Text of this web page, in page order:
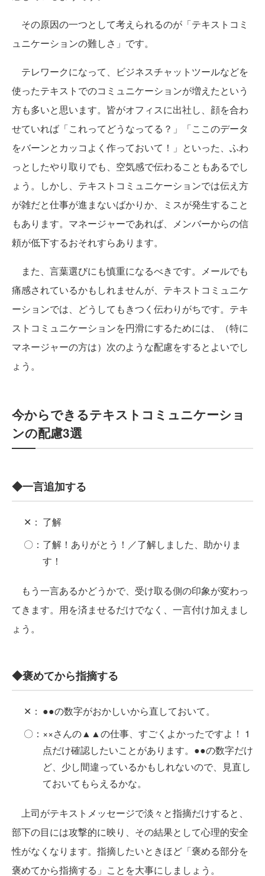
その原因の一つとして考えられるのが「テキストコミ
ュニケーションの難しさ」です。
テレワークになって、ビジネスチャットツールなどを
使ったテキストでのコミュニケーションが増えたという
方も多いと思います。皆がオフィスに出社し、顔を合わ
せていれば「これってどうなってる？」「ここのデータ
をバーンとカッコよく作っておいて！」といった、ふわ
っとしたやり取りでも、空気感で伝わることもあるでし
ょう。しかし、テキストコミュニケーションでは伝え方
が雑だと仕事が進まないばかりか、ミスが発生すること
もあります。マネージャーであれば、メンバーからの信
頼が低下するおそれすらあります。
また、言葉選びにも慎重になるべきです。メールでも
痛感されているかもしれませんが、テキストコミュニケ
ーションでは、どうしてもきつく伝わりがちです。テキ
ストコミュニケーションを円滑にするためには、（特に
マネージャーの方は）次のような配慮をするとよいでし
ょう。
今からできるテキストコミュニケーショ
ンの配慮3選
◆一言追加する
✕： 了解
〇： 了解！ありがとう！／了解しました、助かりま
す！
もう一言あるかどうかで、受け取る側の印象が変わっ
てきます。用を済ませるだけでなく、一言付け加えまし
ょう。
◆褒めてから指摘する
✕： ●●の数字がおかしいから直しておいて。
〇： ××さんの▲▲の仕事、すごくよかったですよ！ 1
点だけ確認したいことがあります。●●の数字だけ
ど、少し間違っているかもしれないので、見直し
ておいてもらえるかな。
上司がテキストメッセージで淡々と指摘だけすると、
部下の目には攻撃的に映り、その結果として心理的安全
性がなくなります。指摘したいときほど「褒める部分を
褒めてから指摘する」ことを大事にしましょう。